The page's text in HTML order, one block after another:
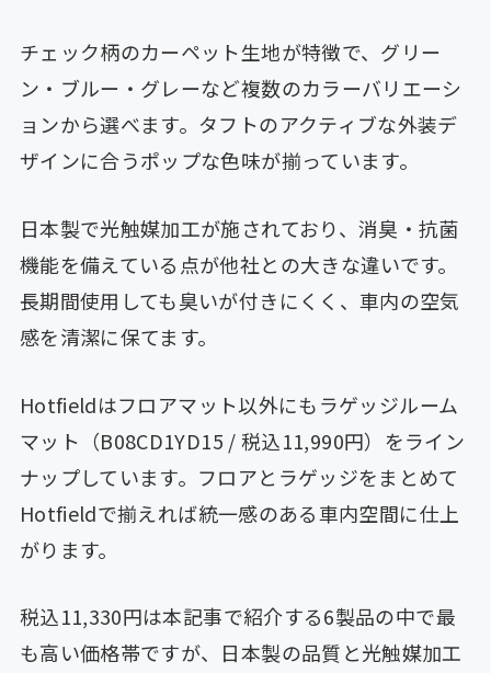
チェック柄のカーペット生地が特徴で、グリー
ン・ブルー・グレーなど複数のカラーバリエーシ
ョンから選べます。タフトのアクティブな外装デ
ザインに合うポップな色味が揃っています。
日本製で光触媒加工が施されており、消臭・抗菌
機能を備えている点が他社との大きな違いです。
長期間使用しても臭いが付きにくく、車内の空気
感を清潔に保てます。
Hotfieldはフロアマット以外にもラゲッジルーム
マット（B08CD1YD15 / 税込11,990円）をライン
ナップしています。フロアとラゲッジをまとめて
Hotfieldで揃えれば統一感のある車内空間に仕上
がります。
税込11,330円は本記事で紹介する6製品の中で最
も高い価格帯ですが、日本製の品質と光触媒加工